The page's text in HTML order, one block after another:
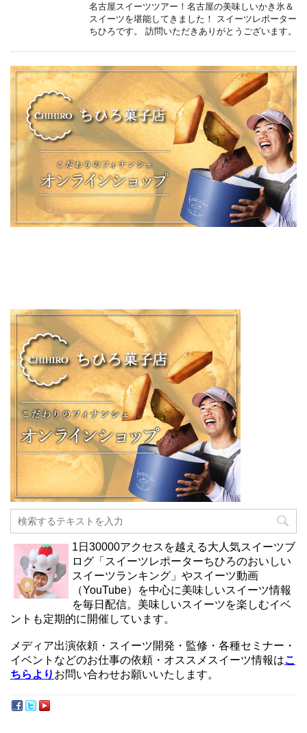
名古屋スイーツツアー！名古屋の美味しいかき氷＆
スイーツを堪能してきました！ スイーツレポーター
ちひろです。 訪問いただきありがとうございます。
1日30000アクセスを越える大人気スイーツブ
ログ「スイーツレポーターちひろのおいしい
スイーツランキング」やスイーツ動画
（YouTube）を中心に美味しいスイーツ情報
を毎日配信。美味しいスイーツを楽しむイベ
ントも定期的に開催しています。
メディア出演依頼・スイーツ開発・監修・各種セミナー・
イベントなどのお仕事の依頼・オススメスイーツ情報はこ
ちらより お問い合わせお願いいたします。